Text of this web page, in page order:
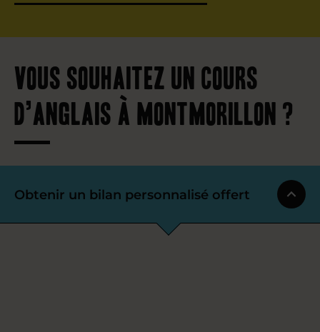
Vous souhaitez un cours
d’anglais à Montmorillon ?
Obtenir un bilan personnalisé offert